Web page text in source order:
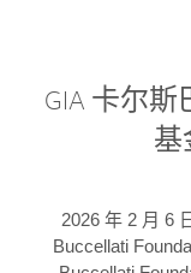
GIA 卡尔
基
2026 年 2 月 6
Buccellati